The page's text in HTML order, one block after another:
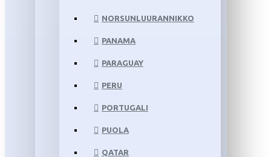
NORSUNLUURANNIKKO
PANAMA
PARAGUAY
PERU
PORTUGALI
PUOLA
QATAR